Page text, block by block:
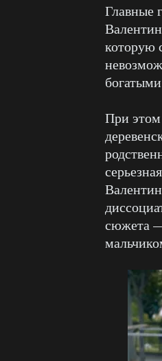
Главные
которую
При
сюжета